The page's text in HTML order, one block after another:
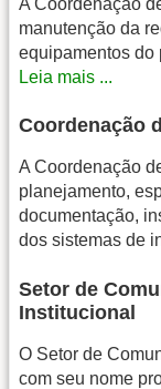
manutenção da
equipamentos do
Leia mais ...
Coordenação
A Coordenação
planejamento,
documentação,
dos sistemas de
Setor de
Institucional
O Setor de
com seu nome